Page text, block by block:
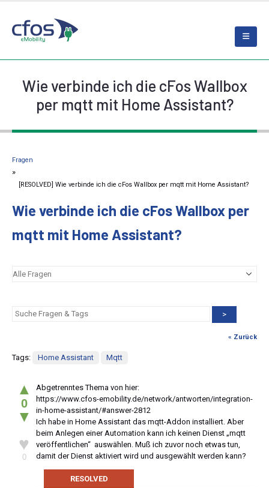
Wie verbinde ich die cFos Wallbox
per mqtt mit Home Assistant?
Fragen
[RESOLVED] Wie verbinde ich die cFos Wallbox per mqtt mit Home Assistant?
Wie verbinde ich die cFos Wallbox per
mqtt mit Home Assistant?
>
« Zurück
Tags: Home Assistant Mqtt
▲
0
▼
♥
0
Abgetrenntes Thema von hier:
https://www.cfos-emobility.de/network/antworten/integration-
in-home-assistant/#answer-2812
Ich habe in Home Assistant das mqtt-Addon installiert. Aber
beim Anlegen einer Automation kann ich keinen Dienst „mqtt
veröffentlichen“ auswählen. Muß ich zuvor noch etwas tun,
damit der Dienst aktiviert wird und ausgewählt werden kann?
RESOLVED